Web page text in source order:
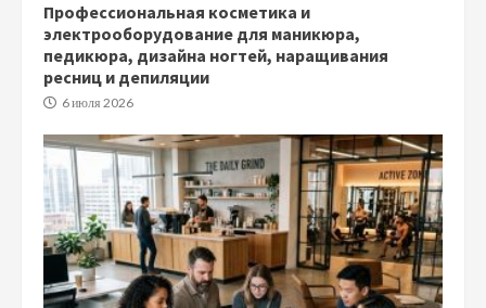
Профессиональная косметика и
электрооборудование для маникюра,
педикюра, дизайна ногтей, наращивания
ресниц и депиляции
6 июля 2026